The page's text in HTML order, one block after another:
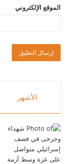
الموقع الإلكتروني
الأشهر